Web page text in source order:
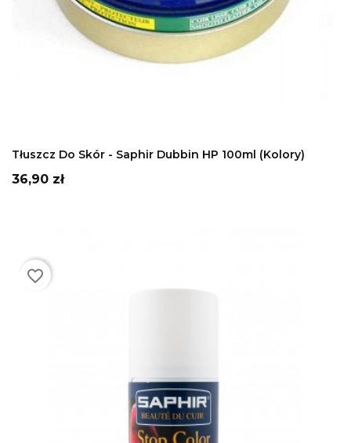
Tłuszcz Do Skór - Saphir Dubbin HP 100ml (kolory)
Cena
36,90 zł
favorite_border